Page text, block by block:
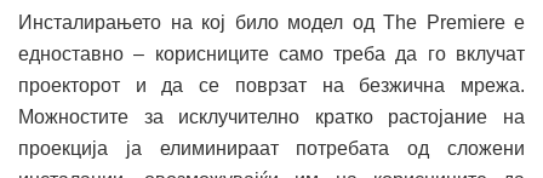
Инсталирањето на кој било модел од The Premiere е
едноставно – корисниците само треба да го вклучат
проекторот и да се поврзат на безжична мрежа.
Можностите за исклучително кратко растојание на
проекција ја елиминираат потребата од сложени